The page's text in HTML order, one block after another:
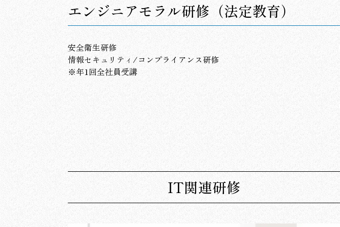
エンジニアモラル研修（法定教育）
安全衛生研修
情報セキュリティ/コンプライアンス研修
※年1回全社員受講
IT関連研修